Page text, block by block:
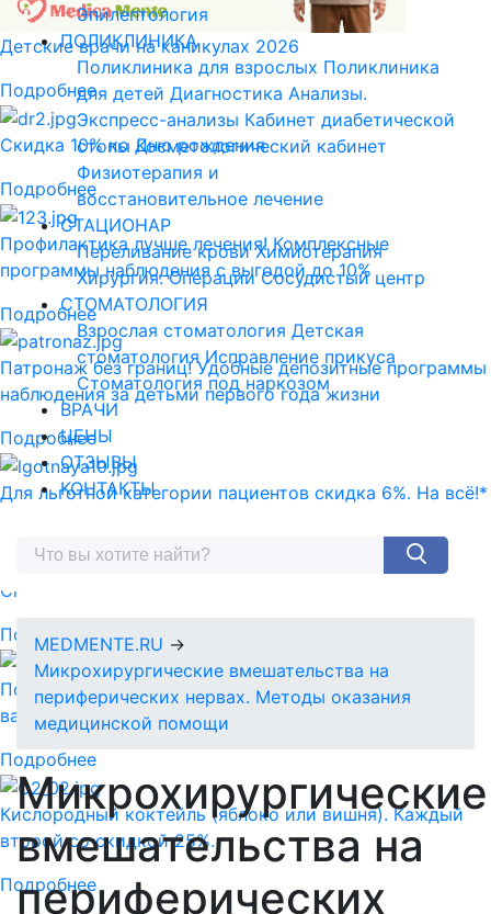
Детские врачи на каникулах 2026
Подробнее
Скидка 10% ко Дню рождения
Подробнее
Профилактика лучше лечения! Комплексные
программы наблюдения с выгодой до 10%
Подробнее
Патронаж без границ! Удобные депозитные программы
наблюдения за детьми первого года жизни
Подробнее
Для льготной категории пациентов скидка 6%. На всё!*
Спермограмма + MAR тест = 5890 руб.
Подробнее
Подарочный сертификат-идеальный подарок для
ваших близких!
Подробнее
Кислородный коктейль (яблоко или вишня). Каждый
второй со скидкой 25%.
Подробнее
Эпилептология
ПОЛИКЛИНИКА
Поликлиника для взрослых Поликлиника
для детей Диагностика Анализы.
Экспресс-анализы Кабинет диабетической
стопы Косметологический кабинет
Физиотерапия и
восстановительное лечение
СТАЦИОНАР
Переливание крови Химиотерапия
Хирургия. Операции Сосудистый центр
СТОМАТОЛОГИЯ
Взрослая стоматология Детская
стоматология Исправление прикуса
Стоматология под наркозом
ВРАЧИ
ЦЕНЫ
ОТЗЫВЫ
КОНТАКТЫ
MEDMENTE.RU →
Микрохирургические вмешательства на
периферических нервах. Методы оказания
медицинской помощи
Микрохирургические
вмешательства на
периферических